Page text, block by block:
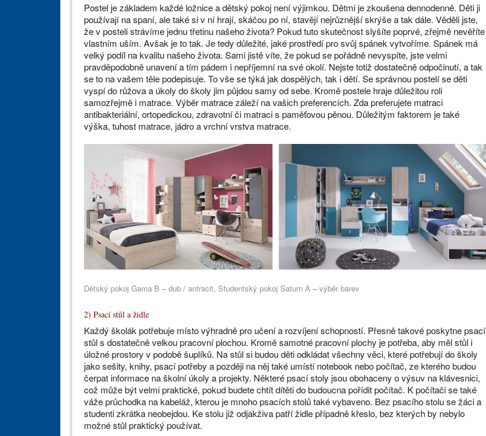
Postel je základem každé ložnice a dětský pokoj není výjimkou. Dětmi je zkoušena dennodenně. Děti ji
používají na spaní, ale také si v ní hrají, skáčou po ní, stavějí nejrůznější skrýše a tak dále. Věděli jste,
že v posteli strávíme jednu třetinu našeho života? Pokud tuto skutečnost slyšíte poprvé, zřejmě nevěříte
vlastním uším. Avšak je to tak. Je tedy důležité, jaké prostředí pro svůj spánek vytvoříme. Spánek má
velký podíl na kvalitu našeho života. Sami jistě víte, že pokud se pořádně nevyspíte, jste velmi
pravděpodobně unavení a tím pádem i nepříjemní na své okolí. Nejste totiž dostatečně odpočinutí, a tak
se to na vašem těle podepisuje. To vše se týká jak dospělých, tak i dětí. Se správnou postelí se děti
vyspí do růžova a úkoly do školy jim půjdou samy od sebe. Kromě postele hraje důležitou roli
samozřejmě i matrace. Výběr matrace záleží na vašich preferencích. Zda preferujete matraci
antibakteriální, ortopedickou, zdravotní či matraci s paměťovou pěnou. Důležitým faktorem je také
výška, tuhost matrace, jádro a vrchní vrstva matrace.
Dětský pokoj Gama B – dub / antracit, Studentský pokoj Saturn A – výběr barev
2) Psací stůl a židle
Každý školák potřebuje místo výhradně pro učení a rozvíjení schopností. Přesně takové poskytne psací
stůl s dostatečně velkou pracovní plochou. Kromě samotné pracovní plochy je potřeba, aby měl stůl i
úložné prostory v podobě šuplíků. Na stůl si budou děti odkládat všechny věci, které potřebují do školy
jako sešity, knihy, psací potřeby a později na něj také umístí notebook nebo počítač, ze kterého budou
čerpat informace na školní úkoly a projekty. Některé psací stoly jsou obohaceny o výsuv na klávesnici,
což může být velmi praktické, pokud budete chtít dítěti do budoucna pořídit počítač. K počítači se také
váže průchodka na kabeláž, kterou je mnoho psacích stolů také vybaveno. Bez psacího stolu se žáci a
studenti zkrátka neobejdou. Ke stolu již odjakživa patří židle případně křeslo, bez kterých by nebylo
možné stůl praktický používat.